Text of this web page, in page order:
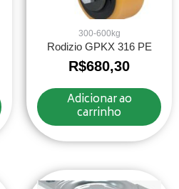
300-600kg
Rodizio GPKX 316 PE
R$680,30
Adicionar ao
carrinho